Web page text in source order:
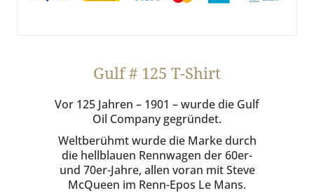
Gulf # 125 T-Shirt
Vor 125 Jahren – 1901 – wurde die Gulf
Oil Company gegründet.
Weltberühmt wurde die Marke durch
die hellblauen Rennwagen der 60er-
und 70er-Jahre, allen voran mit Steve
McQueen im Renn-Epos Le Mans.